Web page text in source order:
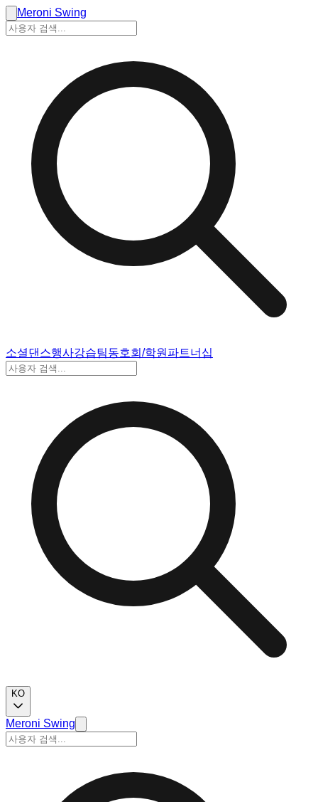
Meroni Swing
소셜댄스행사강습팀동호회/학원 파트너십
KO
Meroni Swing